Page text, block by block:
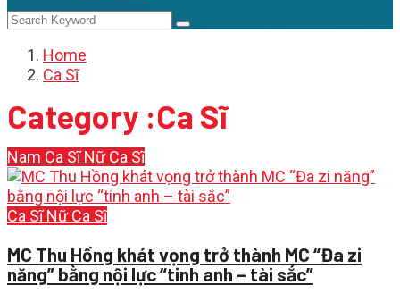
Home
Ca Sĩ
Category :Ca Sĩ
Nam Ca SĩNữ Ca Sĩ
Ca Sĩ Nữ Ca Sĩ
MC Thu Hồng khát vọng trở thành MC “Đa zi
năng” bằng nội lực “tinh anh – tài sắc”